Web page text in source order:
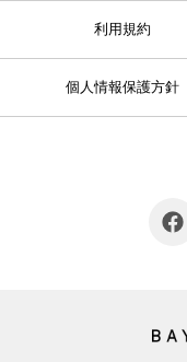
利用規約
個人情報保護方針